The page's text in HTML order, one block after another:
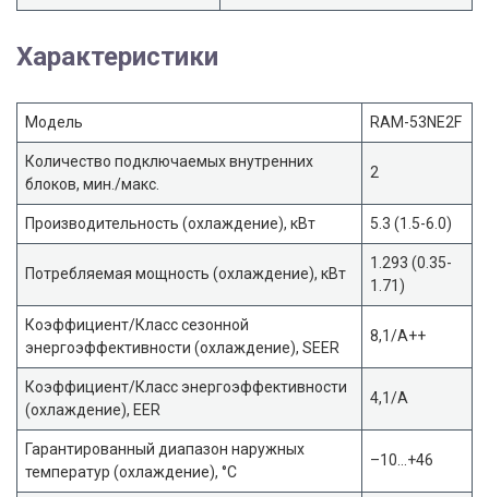
Характеристики
Модель RAM-53NE2F
Количество подключаемых внутренних
блоков, мин./макс.
2
Производительность (охлаждение), кВт 5.3 (1.5-6.0)
Потребляемая мощность (охлаждение), кВт
1.293 (0.35-
1.71)
Коэффициент/Класс сезонной
энергоэффективности (охлаждение), SEER
8,1/A++
Коэффициент/Класс энергоэффективности
(охлаждение), EER
4,1/A
Гарантированный диапазон наружных
температур (охлаждение), °С
–10…+46